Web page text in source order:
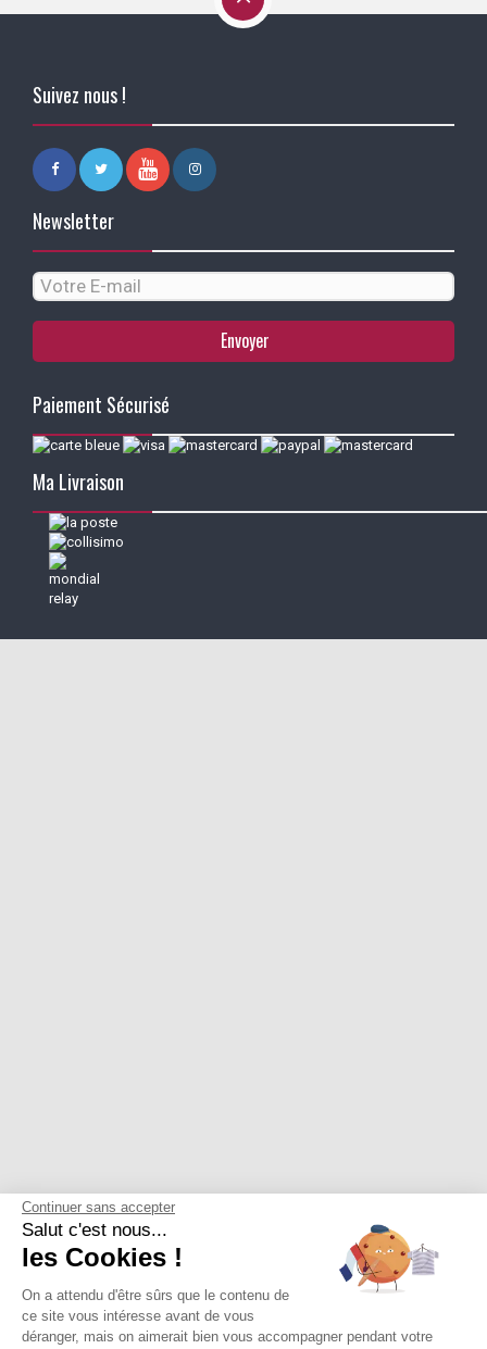
Suivez nous !
Newsletter
Envoyer
Paiement Sécurisé
Ma Livraison
Continuer sans accepter
Salut c'est nous...
les Cookies !
On a attendu d'être sûrs que le contenu de
ce site vous intéresse avant de vous
déranger, mais on aimerait bien vous accompagner pendant votre